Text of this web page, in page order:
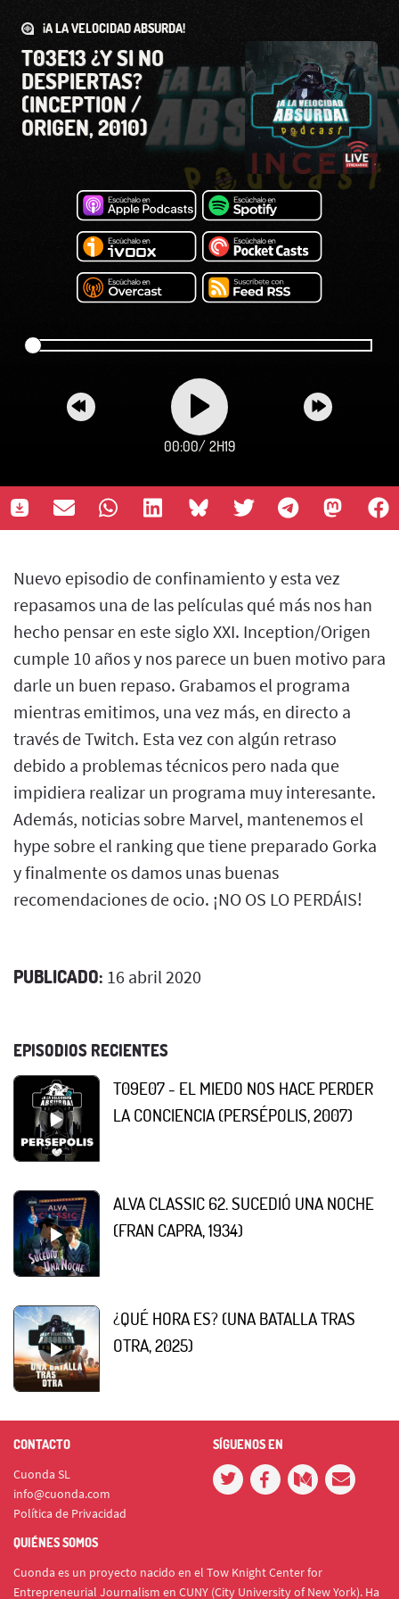
¡A LA VELOCIDAD ABSURDA!
T03E13 ¿Y SI NO
DESPIERTAS?
(INCEPTION /
ORIGEN, 2010)
00:00/ 2H19
Nuevo episodio de confinamiento y esta vez
repasamos una de las películas qué más nos han
hecho pensar en este siglo XXI. Inception/Origen
cumple 10 años y nos parece un buen motivo para
darle un buen repaso. Grabamos el programa
mientras emitimos, una vez más, en directo a
través de Twitch. Esta vez con algún retraso
debido a problemas técnicos pero nada que
impidiera realizar un programa muy interesante.
Además, noticias sobre Marvel, mantenemos el
hype sobre el ranking que tiene preparado Gorka
y finalmente os damos unas buenas
recomendaciones de ocio. ¡NO OS LO PERDÁIS!
PUBLICADO: 16 abril 2020
EPISODIOS RECIENTES
T09E07 - EL MIEDO NOS HACE PERDER
LA CONCIENCIA (PERSÉPOLIS, 2007)
ALVA CLASSIC 62. SUCEDIÓ UNA NOCHE
(FRAN CAPRA, 1934)
¿QUÉ HORA ES? (UNA BATALLA TRAS
OTRA, 2025)
CONTACTO
Cuonda SL
info@cuonda.com
Política de Privacidad
SÍGUENOS EN
QUIÉNES SOMOS
Cuonda es un proyecto nacido en el Tow Knight Center for
Entrepreneurial Journalism en CUNY (City University of New York). Ha